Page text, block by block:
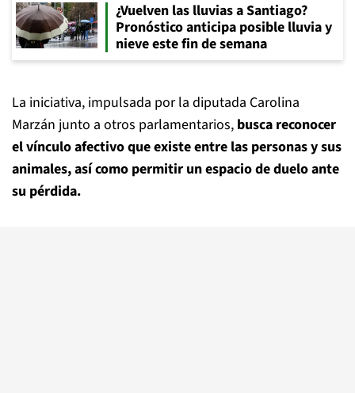
¿Vuelven las lluvias a Santiago?
Pronóstico anticipa posible lluvia y
nieve este fin de semana
La iniciativa, impulsada por la diputada Carolina
Marzán junto a otros parlamentarios, busca reconocer
el vínculo afectivo que existe entre las personas y sus
animales, así como permitir un espacio de duelo ante
su pérdida.